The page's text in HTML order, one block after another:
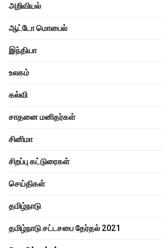
அறிவியல்
ஆட்டோ மொபைல்
இந்தியா
உலகம்
கல்வி
சாதனை மனிதர்கள்
சினிமா
சிறப்பு கட்டுரைகள்
செய்திகள்
தமிழ்நாடு
தமிழ்நாடு சட்டசபை தேர்தல் 2021